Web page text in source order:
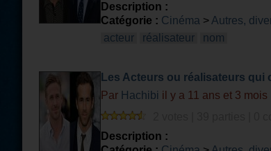
Description :
Catégorie : Cinéma > Autres,
acteur
réalisateur nom
Les Acteurs ou réalisateurs qui
Par Hachibi il y a 11 ans et 3 mois
Description :